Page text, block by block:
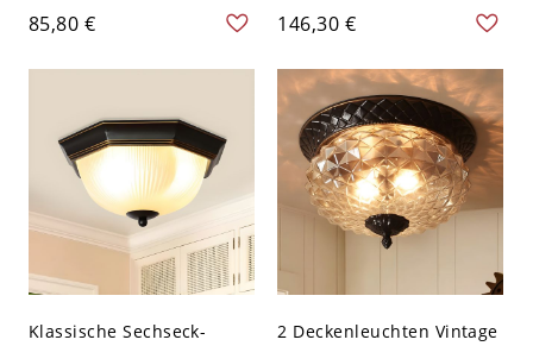
Lights Blue/Yellow Semi
Flush Mount Light with
Grid Pattern - Blau 110V-
85,80 €
mit Glasschirm - 110V-
120V 2
146,30 €
Klassische Sechseck-
2 Deckenleuchten Vintage